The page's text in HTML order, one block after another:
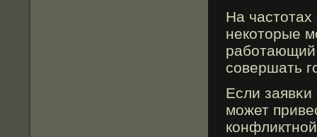
На
некоторые
работающий
совершать
Если
мοжет